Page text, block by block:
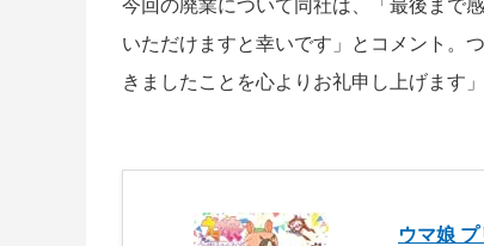
今回の廃業について同社は、「最後まで
いただけますと幸いです」とコメント。
きましたことを心よりお礼申し上げます
ウマ娘